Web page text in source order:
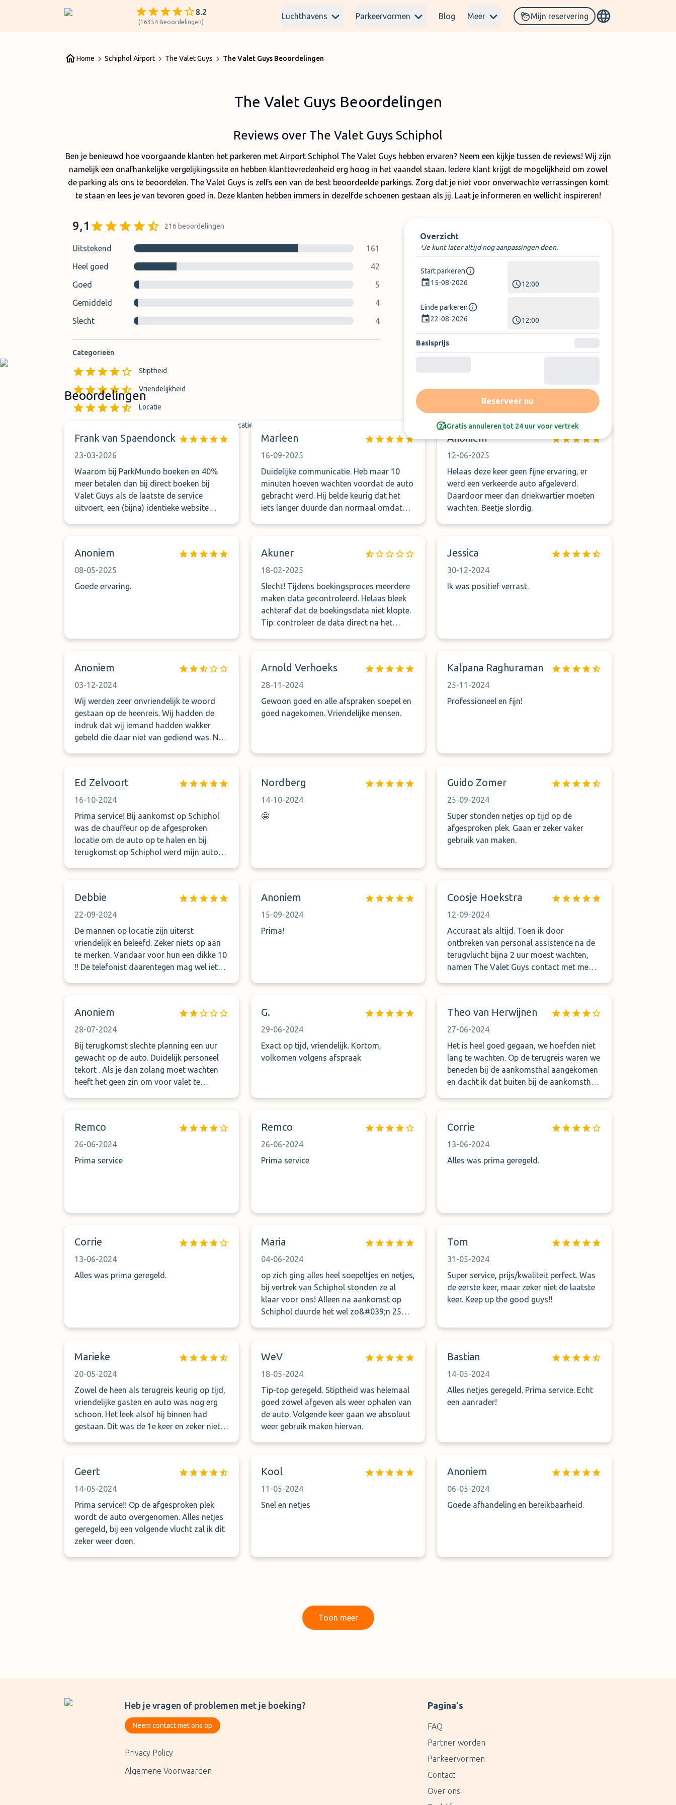
8.2
(16354 Beoordelingen)
Luchthavens Parkeervormen Blog Meer Mijn reservering
Home Schiphol Airport The Valet Guys The Valet Guys Beoordelingen
The Valet Guys Beoordelingen
Reviews over The Valet Guys Schiphol
Ben je benieuwd hoe voorgaande klanten het parkeren met Airport Schiphol The Valet Guys hebben ervaren? Neem een kijkje tussen de reviews! Wij zijn
namelijk een onafhankelijke vergelijkingssite en hebben klanttevredenheid erg hoog in het vaandel staan. Iedere klant krijgt de mogelijkheid om zowel
de parking als ons te beoordelen. The Valet Guys is zelfs een van de best beoordeelde parkings. Zorg dat je niet voor onverwachte verrassingen komt
te staan en lees je van tevoren goed in. Deze klanten hebben immers in dezelfde schoenen gestaan als jij. Laat je informeren en wellicht inspireren!
9,1 216 beoordelingen
Uitstekend
161
Heel goed
42
Goed
5
Gemiddeld
4
Slecht
4
Categorieën
Stiptheid
Vriendelijkheid
Locatie
Vindbaarheid van overdrachtslocatie
Overzicht
*Je kunt later altijd nog aanpassingen doen.
Start parkeren
15-08-2026
12:00
Einde parkeren
22-08-2026
12:00
Basisprijs
Reserveer nu
Gratis annuleren tot 24 uur voor vertrek
Beoordelingen Laatste beoordeling
Frank van Spaendonck
23-03-2026
Waarom bij ParkMundo boeken en 40%
meer betalen dan bij direct boeken bij
Valet Guys als de laatste de service
uitvoert, een (bijna) identieke website
Marleen
16-09-2025
Duidelijke communicatie. Heb maar 10
minuten hoeven wachten voordat de auto
gebracht werd. Hij belde keurig dat het
iets langer duurde dan normaal omdat
Anoniem
12-06-2025
Helaas deze keer geen fijne ervaring, er
werd een verkeerde auto afgeleverd.
Daardoor meer dan driekwartier moeten
wachten. Beetje slordig.
Anoniem
08-05-2025
Goede ervaring.
Akuner
18-02-2025
Slecht! Tijdens boekingsproces meerdere
maken data gecontroleerd. Helaas bleek
achteraf dat de boekingsdata niet klopte.
Tip: controleer de data direct na het
Jessica
30-12-2024
Ik was positief verrast.
Anoniem
03-12-2024
Wij werden zeer onvriendelijk te woord
gestaan op de heenreis. Wij hadden de
indruk dat wij iemand hadden wakker
gebeld die daar niet van gediend was. Na
overdracht snel en sociaal liet verlopen.
De terugreis verliep goed en zeer
Arnold Verhoeks
28-11-2024
Gewoon goed en alle afspraken soepel en
goed nagekomen. Vriendelijke mensen.
Kalpana Raghuraman
25-11-2024
Professioneel en fijn!
Ed Zelvoort
16-10-2024
Prima service! Bij aankomst op Schiphol
was de chauffeur op de afgesproken
locatie om de auto op te halen en bij
terugkomst op Schiphol werd mijn auto
Nordberg
14-10-2024
🤩
Guido Zomer
25-09-2024
Super stonden netjes op tijd op de
afgesproken plek. Gaan er zeker vaker
gebruik van maken.
Debbie
22-09-2024
De mannen op locatie zijn uiterst
vriendelijk en beleefd. Zeker niets op aan
te merken. Vandaar voor hun een dikke 10
!! De telefonist daarentegen mag wel iets
als je ‘s nachts niet wil werken.
Anoniem
15-09-2024
Prima!
Coosje Hoekstra
12-09-2024
Accuraat als altijd. Toen ik door
ontbreken van personal assistence na de
terugvlucht bijna 2 uur moest wachten,
namen The Valet Guys contact met me
Drenthe kon rijden. En dat kwam goed. Ik
beveel links en rechts om me heen The
Valet Guys van harte aan. Mede dank zij
jullie kun je nog fijn de wereld over vliegen,
ook als oudere, ook als je minder mobiel
bent. Petje af!
Anoniem
28-07-2024
Bij terugkomst slechte planning een uur
gewacht op de auto. Duidelijk personeel
tekort . Als je dan zolang moet wachten
heeft het geen zin om voor valet te
voor de andere opties kijken
G.
29-06-2024
Exact op tijd, vriendelijk. Kortom,
volkomen volgens afspraak
Theo van Herwijnen
27-06-2024
Het is heel goed gegaan, we hoefden niet
lang te wachten. Op de terugreis waren we
beneden bij de aankomsthal aangekomen
en dacht ik dat buiten bij de aankomsthal
opgelost omdat de telefonische
communicatie prima is. Verder was de
auto in dezelfde conditie als bij het
afgeven, geen beschadigingen. Heel
Remco
26-06-2024
Prima service
Remco
26-06-2024
Prima service
Corrie
13-06-2024
Alles was prima geregeld.
Corrie
13-06-2024
Alles was prima geregeld.
Maria
04-06-2024
op zich ging alles heel soepeltjes en netjes,
bij vertrek van Schiphol stonden ze al
klaar voor ons! Alleen na aankomst op
Schiphol duurde het wel zo&#039;n 25
Tom
31-05-2024
Super service, prijs/kwaliteit perfect. Was
de eerste keer, maar zeker niet de laatste
keer. Keep up the good guys!!
Marieke
20-05-2024
Zowel de heen als terugreis keurig op tijd,
vriendelijke gasten en auto was nog erg
schoon. Het leek alsof hij binnen had
gestaan. Dit was de 1e keer en zeker niet
WeV
18-05-2024
Tip-top geregeld. Stiptheid was helemaal
goed zowel afgeven als weer ophalen van
de auto. Volgende keer gaan we absoluut
weer gebruik maken hiervan.
Bastian
14-05-2024
Alles netjes geregeld. Prima service. Echt
een aanrader!
Geert
14-05-2024
Prima service!! Op de afgesproken plek
wordt de auto overgenomen. Alles netjes
geregeld, bij een volgende vlucht zal ik dit
zeker weer doen.
Kool
11-05-2024
Snel en netjes
Anoniem
06-05-2024
Goede afhandeling en bereikbaarheid.
Toon meer
Heb je vragen of problemen met je boeking?
Neem contact met ons op
Privacy Policy
Algemene Voorwaarden
Pagina's
FAQ
Partner worden
Parkeervormen
Contact
Over ons